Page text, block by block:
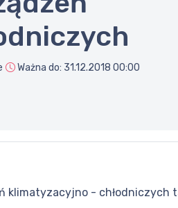
Ważna do: 31.12.2018 00:00
klimatyzacyjno -